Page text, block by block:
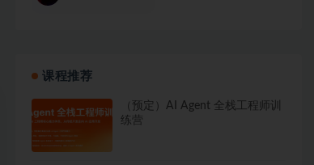
课程推荐
（预定）AI Agent 全栈工程师训
练营